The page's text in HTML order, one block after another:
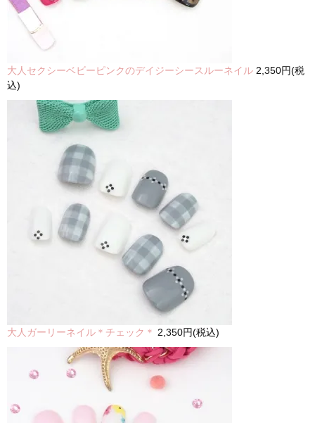
大人セクシーベビーピンクのデイジーシースルーネイル 2,350円(税
込)
大人ガーリーネイル＊チェック＊ 2,350円(税込)